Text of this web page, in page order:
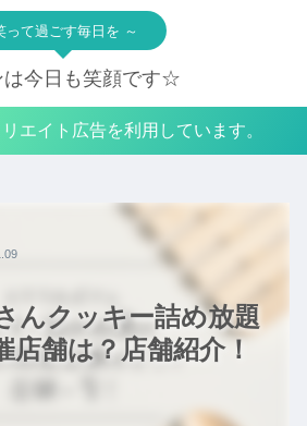
って過ごす毎日を ～
今日も笑顔です☆
エイト広告を利用しています。
んクッキー詰め放題
店舗は？店舗紹介！